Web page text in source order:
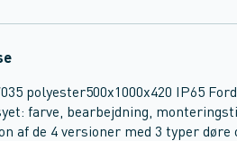
polyester500x1000x420 IP65
farve, bearbejdning,
af de 4 versioner med 3 typer